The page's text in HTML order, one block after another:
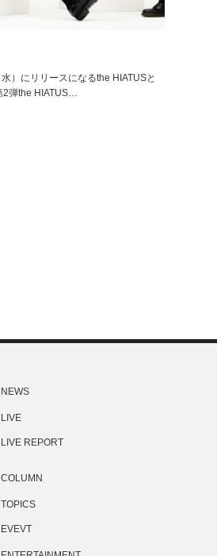
）にリリースになるthe HIATUSと
2弾the HIATUS…
NEWS
LIVE
LIVE REPORT
COLUMN
TOPICS
EVEVT